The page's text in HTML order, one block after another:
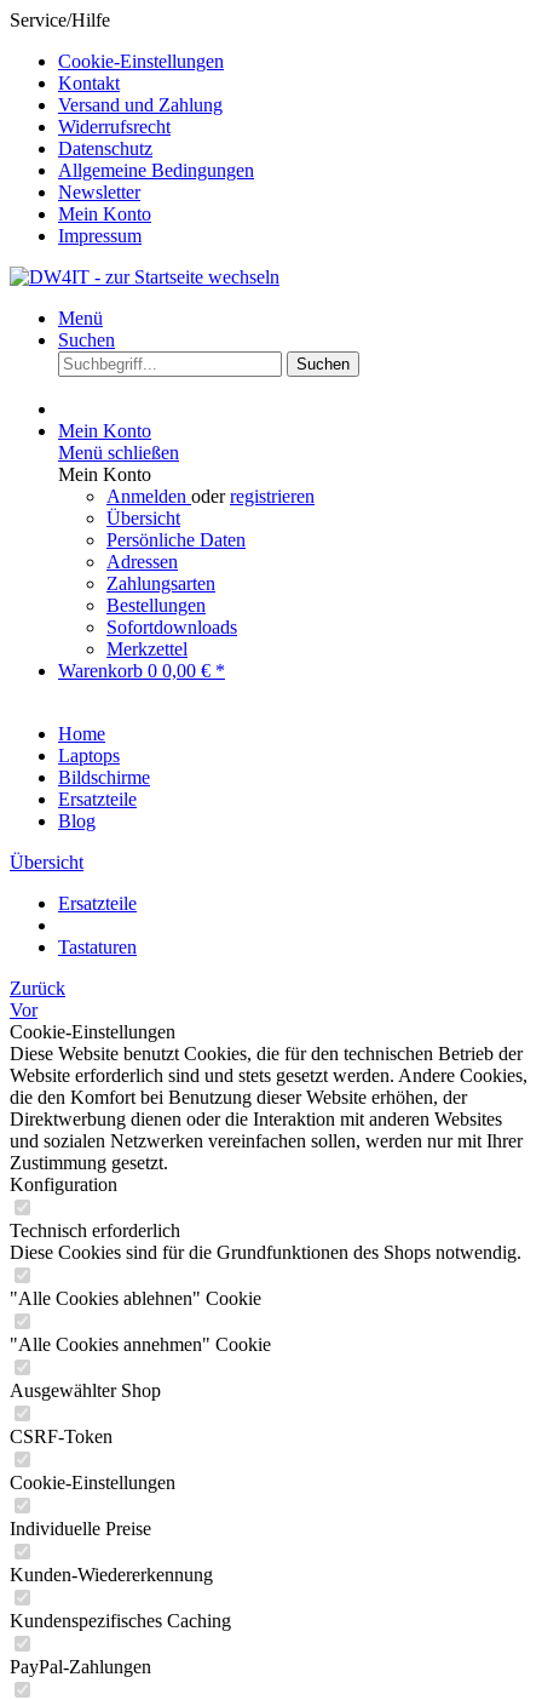
Service/Hilfe
Cookie-Einstellungen
Kontakt
Versand und Zahlung
Widerrufsrecht
Datenschutz
Allgemeine Bedingungen
Newsletter
Mein Konto
Impressum
Menü
Suchen
Suchen
Mein Konto
Menü schließen
Mein Konto
Anmelden oderregistrieren
Übersicht
Persönliche Daten
Adressen
Zahlungsarten
Bestellungen
Sofortdownloads
Merkzettel
Warenkorb 0 0,00 € *
Home
Laptops
Bildschirme
Ersatzteile
Blog
Übersicht
Ersatzteile
Tastaturen
Zurück
Vor
Cookie-Einstellungen
Diese Website benutzt Cookies, die für den technischen Betrieb der
Website erforderlich sind und stets gesetzt werden. Andere Cookies,
die den Komfort bei Benutzung dieser Website erhöhen, der
Direktwerbung dienen oder die Interaktion mit anderen Websites
und sozialen Netzwerken vereinfachen sollen, werden nur mit Ihrer
Zustimmung gesetzt.
Konfiguration
Technisch erforderlich
Diese Cookies sind für die Grundfunktionen des Shops notwendig.
"Alle Cookies ablehnen" Cookie
"Alle Cookies annehmen" Cookie
Ausgewählter Shop
CSRF-Token
Cookie-Einstellungen
Individuelle Preise
Kunden-Wiedererkennung
Kundenspezifisches Caching
PayPal-Zahlungen